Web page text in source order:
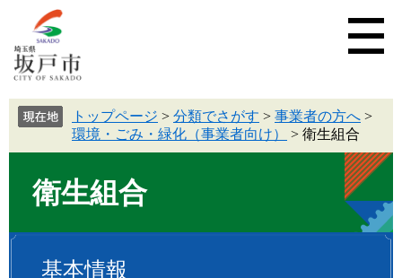
トップページ > 分類でさがす > 事業者の方へ >
環境・ごみ・緑化（事業者向け）
> 衛生組合
衛生組合
基本情報